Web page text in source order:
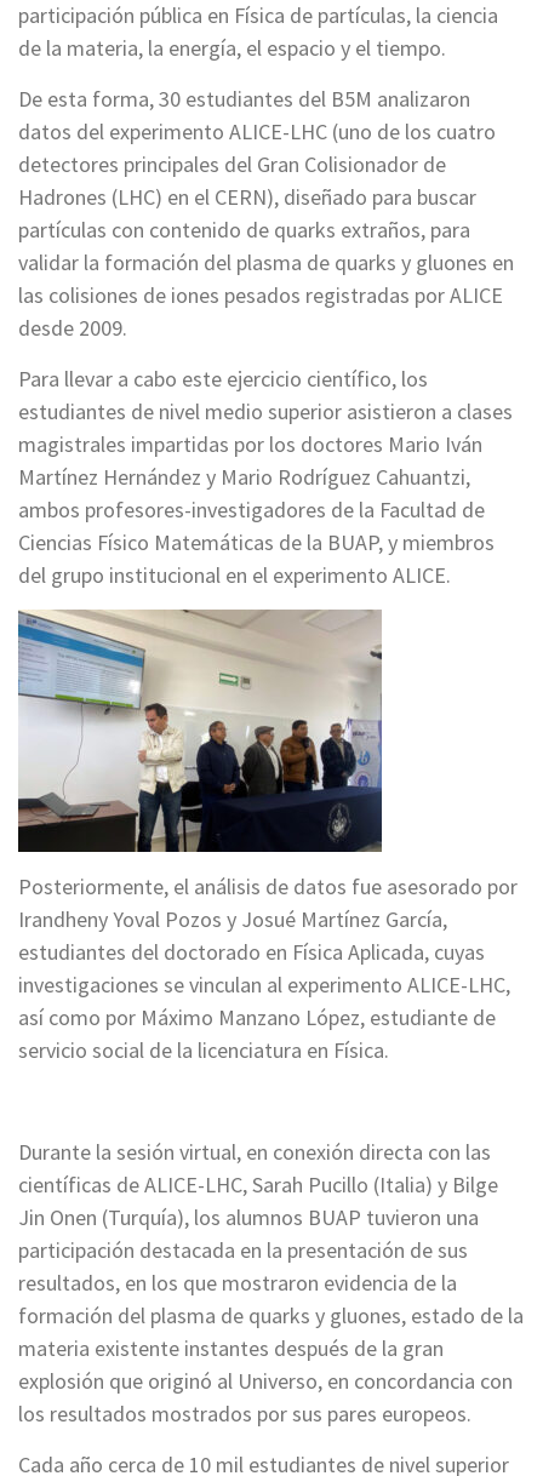
participación pública en Física de partículas, la ciencia
de la materia, la energía, el espacio y el tiempo.
De esta forma, 30 estudiantes del B5M analizaron
datos del experimento ALICE-LHC (uno de los cuatro
detectores principales del Gran Colisionador de
Hadrones (LHC) en el CERN), diseñado para buscar
partículas con contenido de quarks extraños, para
validar la formación del plasma de quarks y gluones en
las colisiones de iones pesados registradas por ALICE
desde 2009.
Para llevar a cabo este ejercicio científico, los
estudiantes de nivel medio superior asistieron a clases
magistrales impartidas por los doctores Mario Iván
Martínez Hernández y Mario Rodríguez Cahuantzi,
ambos profesores-investigadores de la Facultad de
Ciencias Físico Matemáticas de la BUAP, y miembros
del grupo institucional en el experimento ALICE.
Posteriormente, el análisis de datos fue asesorado por
Irandheny Yoval Pozos y Josué Martínez García,
estudiantes del doctorado en Física Aplicada, cuyas
investigaciones se vinculan al experimento ALICE-LHC,
así como por Máximo Manzano López, estudiante de
servicio social de la licenciatura en Física.
Durante la sesión virtual, en conexión directa con las
científicas de ALICE-LHC, Sarah Pucillo (Italia) y Bilge
Jin Onen (Turquía), los alumnos BUAP tuvieron una
participación destacada en la presentación de sus
resultados, en los que mostraron evidencia de la
formación del plasma de quarks y gluones, estado de la
materia existente instantes después de la gran
explosión que originó al Universo, en concordancia con
los resultados mostrados por sus pares europeos.
Cada año cerca de 10 mil estudiantes de nivel superior